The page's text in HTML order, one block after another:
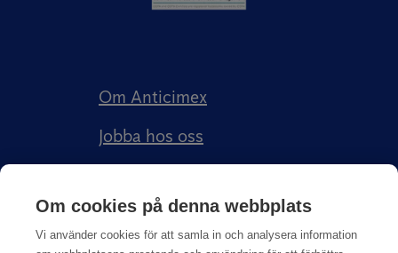
Om Anticimex
Jobba hos oss
Anticimex Försäkringar AB
Om cookies på denna webbplats
Vi använder cookies för att samla in och analysera information